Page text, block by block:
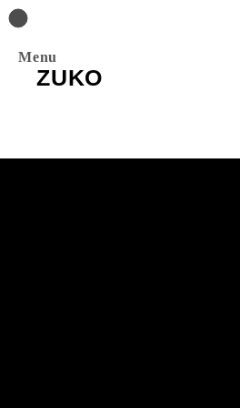
ZUKO
Menu